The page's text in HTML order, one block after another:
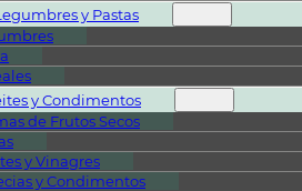
y Pastas
y Condimentos
de Frutos Secos
y Vinagres
y Condimentos